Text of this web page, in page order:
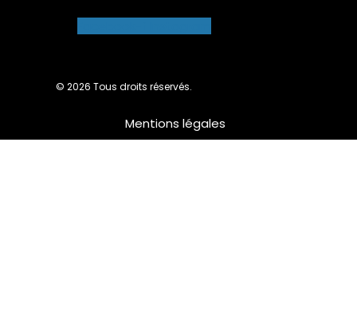
© 2026 Tous droits réservés.
Mentions légales